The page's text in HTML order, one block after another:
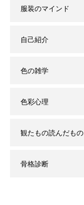
服装のマインド
自己紹介
色の雑学
色彩心理
観たもの読んだもの
骨格診断